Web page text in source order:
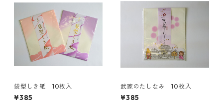
袋型しき紙 10枚入
¥385
武家のたしなみ 10枚入
¥385